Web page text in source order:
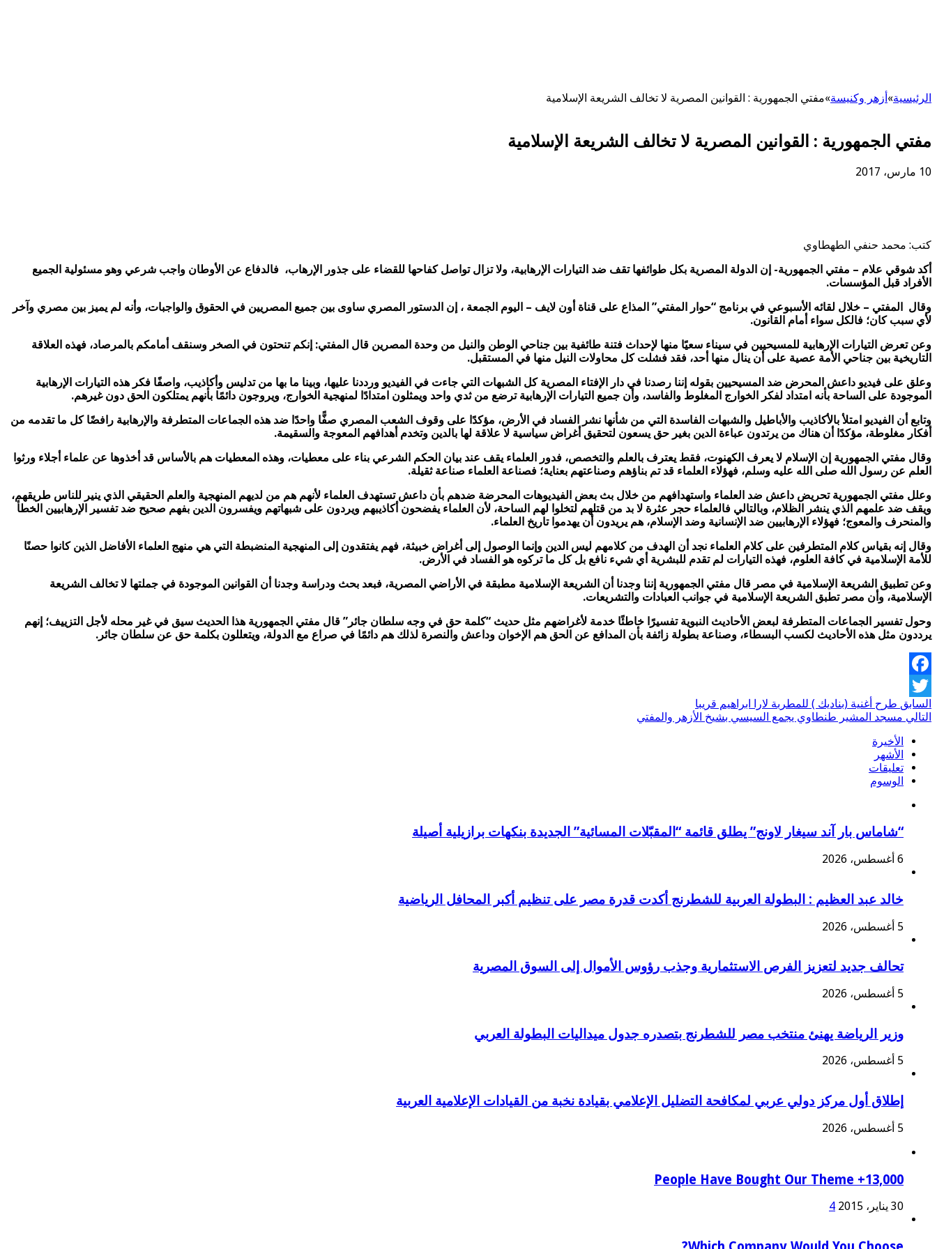
الرئيسية»أزهر وكنيسة»مفتي الجمهورية : القوانين المصرية لا تخالف الشريعة الإسلامية
مفتي الجمهورية : القوانين المصرية لا تخالف الشريعة الإسلامية
10 مارس، 2017
كتب: محمد حنفي الطهطاوي
أكد شوقي علام – مفتي الجمهورية- إن الدولة المصرية بكل طوائفها تقف ضد التيارات الإرهابية، ولا تزال تواصل كفاحها للقضاء على جذور الإرهاب، فالدفاع عن الأوطان واجب شرعي وهو مسئولية الجميع
الأفراد قبل المؤسسات.
وقال المفتي – خلال لقائه الأسبوعي في برنامج “حوار المفتي” المذاع على قناة أون لايف – اليوم الجمعة ، إن الدستور المصري ساوى بين جميع المصريين في الحقوق والواجبات، وأنه لم يميز بين مصري وآخر
لأي سبب كان؛ فالكل سواء أمام القانون.
وعن تعرض التيارات الإرهابية للمسيحيين في سيناء سعيًا منها لإحداث فتنة طائفية بين جناحي الوطن والنيل من وحدة المصرين قال المفتي: إنكم تنحتون في الصخر وسنقف أمامكم بالمرصاد، فهذه العلاقة
التاريخية بين جناحي الأمة عصية على أن ينال منها أحد، فقد فشلت كل محاولات النيل منها في المستقبل.
وعلق على فيديو داعش المحرض ضد المسيحيين بقوله إننا رصدنا في دار الإفتاء المصرية كل الشبهات التي جاءت في الفيديو ورددنا عليها، وبينا ما بها من تدليس وأكاذيب، واصفًا فكر هذه التيارات الإرهابية
الموجودة على الساحة بأنه امتداد لفكر الخوارج المغلوط والفاسد، وأن جميع التيارات الإرهابية ترضع من ثدي واحد ويمثلون امتدادًا لمنهجية الخوارج، ويروجون دائمًا بأنهم يمتلكون الحق دون غيرهم.
وتابع أن الفيديو امتلأ بالأكاذيب والأباطيل والشبهات الفاسدة التي من شأنها نشر الفساد في الأرض، مؤكدًا على وقوف الشعب المصري صفًّا واحدًا ضد هذه الجماعات المتطرفة والإرهابية رافضًا كل ما تقدمه من
أفكار مغلوطة، مؤكدًا أن هناك من يرتدون عباءة الدين بغير حق يسعون لتحقيق أغراض سياسية لا علاقة لها بالدين وتخدم أهدافهم المعوجة والسقيمة.
وقال مفتي الجمهورية إن الإسلام لا يعرف الكهنوت، فقط يعترف بالعلم والتخصص، فدور العلماء يقف عند بيان الحكم الشرعي بناء على معطيات، وهذه المعطيات هم بالأساس قد أخذوها عن علماء أجلاء ورثوا
العلم عن رسول الله صلى الله عليه وسلم، فهؤلاء العلماء قد تم بناؤهم وصناعتهم بعناية؛ فصناعة العلماء صناعة ثقيلة.
وعلل مفتي الجمهورية تحريض داعش ضد العلماء واستهدافهم من خلال بث بعض الفيديوهات المحرضة ضدهم بأن داعش تستهدف العلماء لأنهم هم من لديهم المنهجية والعلم الحقيقي الذي ينير للناس طريقهم،
ويقف ضد علمهم الذي ينشر الظلام، وبالتالي فالعلماء حجر عثرة لا بد من قتلهم لتخلوا لهم الساحة، لأن العلماء يفضحون أكاذيبهم ويردون على شبهاتهم ويفسرون الدين بفهم صحيح ضد تفسير الإرهابيين الخطأ
والمنحرف والمعوج؛ فهؤلاء الإرهابيين ضد الإنسانية وضد الإسلام، هم يريدون أن يهدموا تاريخ العلماء.
وقال إنه بقياس كلام المتطرفين على كلام العلماء نجد أن الهدف من كلامهم ليس الدين وإنما الوصول إلى أغراض خبيثة، فهم يفتقدون إلى المنهجية المنضبطة التي هي منهج العلماء الأفاضل الذين كانوا حصنًا
للأمة الإسلامية في كافة العلوم، فهذه التيارات لم تقدم للبشرية أي شيء نافع بل كل ما تركوه هو الفساد في الأرض.
وعن تطبيق الشريعة الإسلامية في مصر قال مفتي الجمهورية إننا وجدنا أن الشريعة الإسلامية مطبقة في الأراضي المصرية، فبعد بحث ودراسة وجدنا أن القوانين الموجودة في جملتها لا تخالف الشريعة
الإسلامية، وأن مصر تطبق الشريعة الإسلامية في جوانب العبادات والتشريعات.
وحول تفسير الجماعات المتطرفة لبعض الأحاديث النبوية تفسيرًا خاطئًا خدمة لأغراضهم مثل حديث “كلمة حق في وجه سلطان جائر” قال مفتي الجمهورية هذا الحديث سيق في غير محله لأجل التزييف؛ إنهم
يرددون مثل هذه الأحاديث لكسب البسطاء، وصناعة بطولة زائفة بأن المدافع عن الحق هم الإخوان وداعش والنصرة لذلك هم دائمًا في صراع مع الدولة، ويتعللون بكلمة حق عن سلطان جائر.
Facebook
Twitter
السابق طرح أغنية (بناديك ) للمطربة لارا ابراهيم قريبا
التالي مسجد المشير طنطاوي يجمع السيسي بشيخ الأزهر والمفتي
الأخيرة
الأشهر
تعليقات
الوسوم
“شاماس بار آند سيغار لاونج” يطلق قائمة “المقبّلات المسائية” الجديدة بنكهات برازيلية أصيلة
6 أغسطس، 2026
خالد عبد العظيم : البطولة العربية للشطرنج أكدت قدرة مصر على تنظيم أكبر المحافل الرياضية
5 أغسطس، 2026
تحالف جديد لتعزيز الفرص الاستثمارية وجذب رؤوس الأموال إلى السوق المصرية
5 أغسطس، 2026
وزير الرياضة يهنئ منتخب مصر للشطرنج بتصدره جدول ميداليات البطولة العربي
5 أغسطس، 2026
إطلاق أول مركز دولي عربي لمكافحة التضليل الإعلامي بقيادة نخبة من القيادات الإعلامية العربية
5 أغسطس، 2026
13,000+ People Have Bought Our Theme
30 يناير، 2015 4